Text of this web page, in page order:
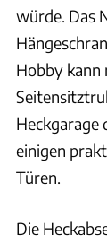
würde. Das
Hobby kann
Heckgarage
einigen
Türen.
Die